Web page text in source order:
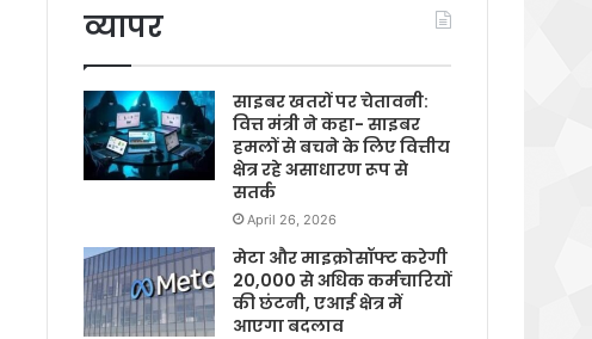
व्यापर
साइबर खतरों पर चेतावनी:
वित्त मंत्री ने कहा- साइबर
हमलों से बचने के लिए वित्तीय
क्षेत्र रहे असाधारण रूप से
सतर्क
April 26, 2026
मेटा और माइक्रोसॉफ्ट करेगी
20,000 से अधिक कर्मचारियों
की छंटनी, एआई क्षेत्र में
आएगा बदलाव